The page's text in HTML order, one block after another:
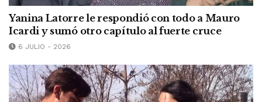
Yanina Latorre le respondió con todo a Mauro
Icardi y sumó otro capítulo al fuerte cruce
6 JULIO - 2026